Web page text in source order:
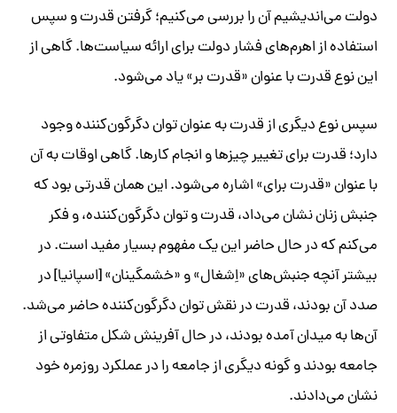
دولت می‌اندیشیم آن را بررسی می‌کنیم؛ گرفتن قدرت و سپس
استفاده از اهرم‌های فشار دولت برای ارائه سیاست‌ها. گاهی از
این نوع قدرت با عنوان «قدرت بر» یاد می‌شود.
سپس نوع دیگری از قدرت به عنوان توان دگرگون‌کننده وجود
دارد؛ قدرت برای ​تغییر چیزها و انجام کارها. ​​​گاهی اوقات به آن
با عنوان «قدرت برای» اشاره می‌شود. این همان قدرتی بود که
جنبش زنان نشان می‌داد، قدرت و توان دگرگون‌کننده، و فکر
می‌کنم که در حال حاضر این یک مفهوم بسیار مفید است. در ​
بیشتر آنچه جنبش‌های «اِشغال» و «خشمگینان» [اسپانیا] در
صدد آن بودند، قدرت در نقش توان دگرگون‌کننده حاضر می‌شد.
​آن‌ها به میدان آمده بودند، در حال آفرینش شکل متفاوتی از
جامعه بودند و گونه‌ دیگری از جامعه را در عملکرد روزمره خود
نشان می‌دادند.​ ​​​​​​​ ​